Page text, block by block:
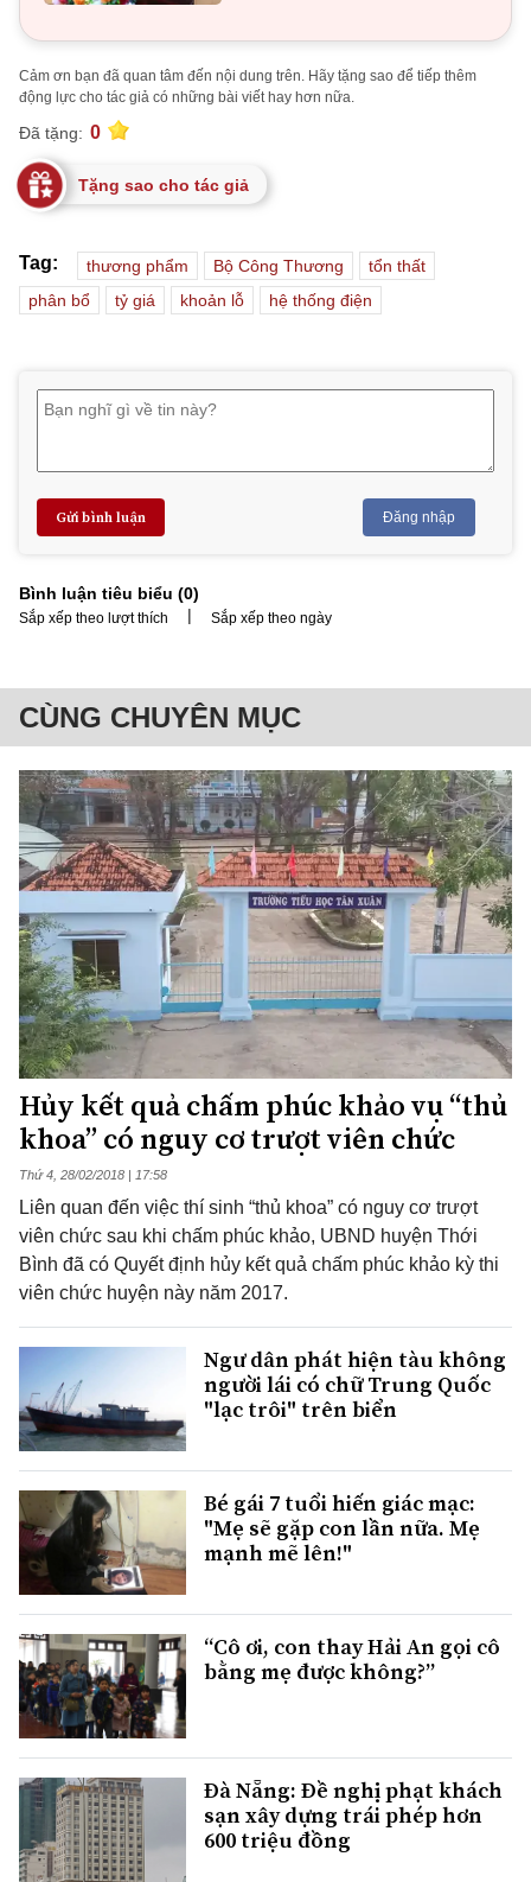
Cảm ơn bạn đã quan tâm đến nội dung trên. Hãy tặng sao để tiếp thêm
động lực cho tác giả có những bài viết hay hơn nữa.
Đã tặng: 0
Tặng sao cho tác giả
Tag: thương phẩm Bộ Công Thương
tổn thất
phân bổ
tỷ giá khoản lỗ hệ thống điện
Gửi bình luận Đăng nhập
Bình luận tiêu biểu (0)
Sắp xếp theo lượt thích | Sắp xếp theo ngày
CÙNG CHUYÊN MỤC
Hủy kết quả chấm phúc khảo vụ “thủ
khoa” có nguy cơ trượt viên chức
Thứ 4, 28/02/2018 | 17:58
Liên quan đến việc thí sinh “thủ khoa” có nguy cơ trượt
viên chức sau khi chấm phúc khảo, UBND huyện Thới
Bình đã có Quyết định hủy kết quả chấm phúc khảo kỳ thi
viên chức huyện này năm 2017.
Ngư dân phát hiện tàu không
người lái có chữ Trung Quốc
"lạc trôi" trên biển
Bé gái 7 tuổi hiến giác mạc:
"Mẹ sẽ gặp con lần nữa. Mẹ
mạnh mẽ lên!"
“Cô ơi, con thay Hải An gọi cô
bằng mẹ được không?”
Đà Nẵng: Đề nghị phạt khách
sạn xây dựng trái phép hơn
600 triệu đồng